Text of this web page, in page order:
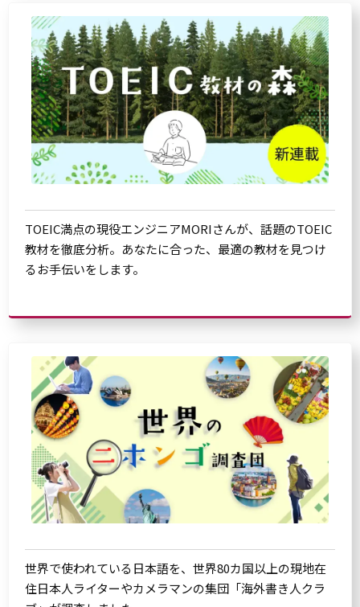
TOEIC満点の現役エンジニアMORIさんが、話題のTOEIC
教材を徹底分析。あなたに合った、最適の教材を見つけ
るお手伝いをします。
世界で使われている日本語を、世界80カ国以上の現地在
住日本人ライターやカメラマンの集団「海外書き人クラ